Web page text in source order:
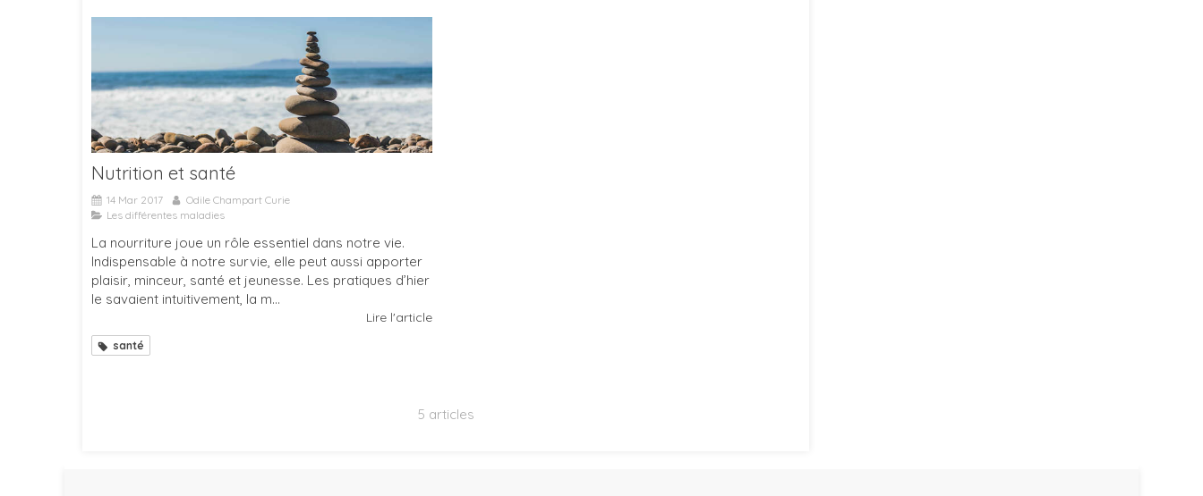
Nutrition et santé
14 Mar 2017
Odile Champart Curie
Les différentes maladies
La nourriture joue un rôle essentiel dans notre vie.
Indispensable à notre survie, elle peut aussi apporter
plaisir, minceur, santé et jeunesse. Les pratiques d’hier
le savaient intuitivement, la m...
Lire l'article
santé
5 articles